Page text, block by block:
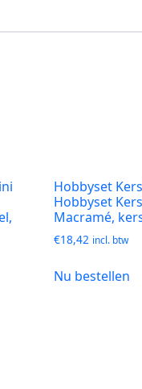
Hobbyset
Hobbyset
Macramé,
€18,42 incl. btw
Nu bestellen